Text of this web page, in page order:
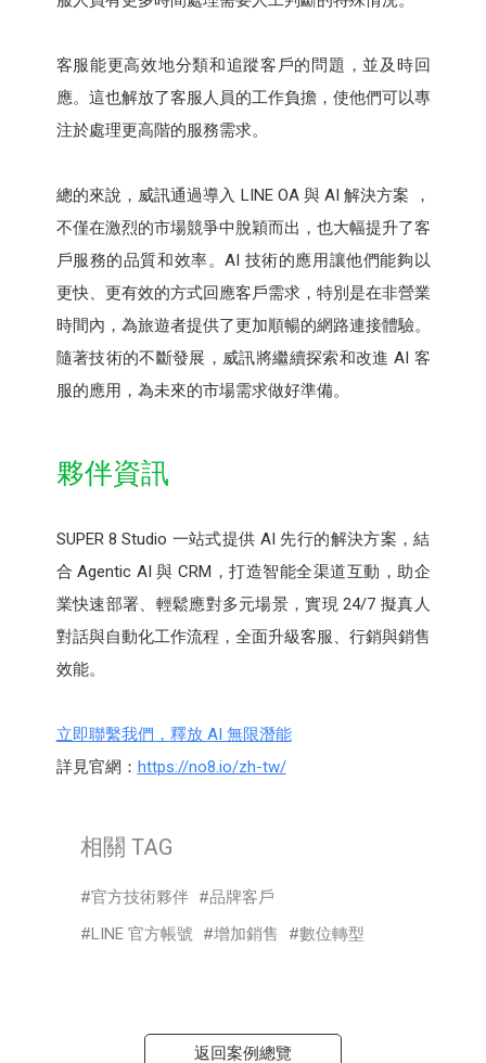
客服能更高效地分類和追蹤客戶的問題，並及時回
應。這也解放了客服人員的工作負擔，使他們可以專
注於處理更高階的服務需求。
總的來說，威訊通過導入 LINE OA 與 AI 解決方案 ，
不僅在激烈的市場競爭中脫穎而出，也大幅提升了客
戶服務的品質和效率。AI 技術的應用讓他們能夠以
更快、更有效的方式回應客戶需求，特別是在非營業
時間內，為旅遊者提供了更加順暢的網路連接體驗。
隨著技術的不斷發展，威訊將繼續探索和改進 AI 客
服的應用，為未來的市場需求做好準備。
夥伴資訊
SUPER 8 Studio 一站式提供 AI 先行的解決方案，結
合 Agentic AI 與 CRM，打造智能全渠道互動，助企
業快速部署、輕鬆應對多元場景，實現 24/7 擬真人
對話與自動化工作流程，全面升級客服、行銷與銷售
效能。
立即聯繫我們，釋放 AI 無限潛能
詳見官網： https://no8.io/zh-tw/
相關 TAG
官方技術夥伴
品牌客戶
LINE 官方帳號
增加銷售 數位轉型
返回案例總覽